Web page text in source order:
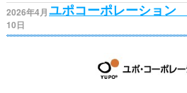
ユポコーポレーション
2026年4月
10日